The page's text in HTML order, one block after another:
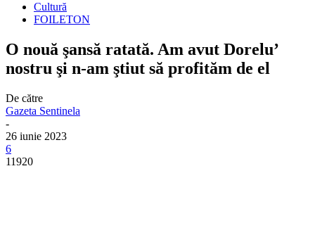
Cultură
FOILETON
O nouă şansă ratată. Am avut Dorelu’
nostru şi n-am ştiut să profităm de el
De către
Gazeta Sentinela
-
26 iunie 2023
6
11920